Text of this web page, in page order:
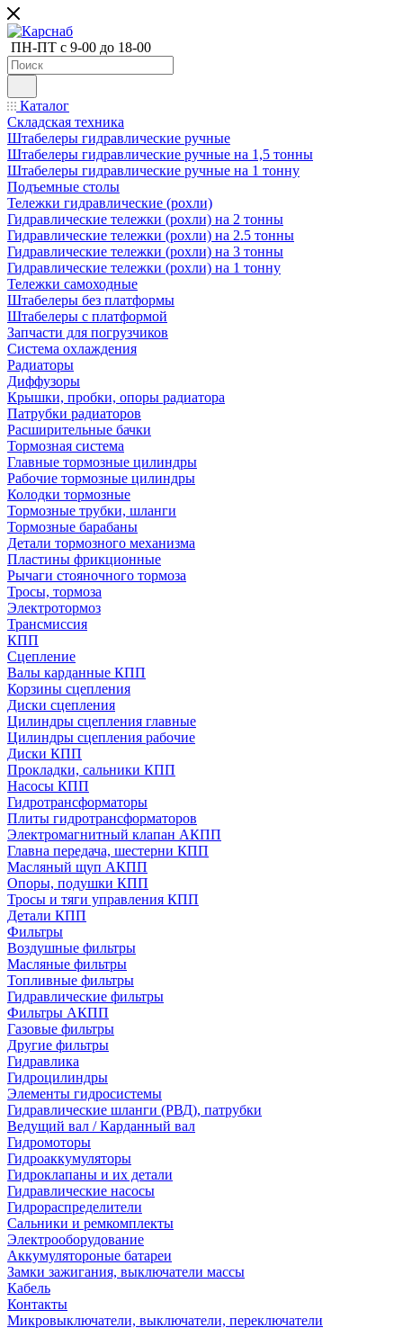
ПН-ПТ с 9-00 до 18-00
Каталог
Складская техника
Штабелеры гидравлические ручные
Штабелеры гидравлические ручные на 1,5 тонны
Штабелеры гидравлические ручные на 1 тонну
Подъемные столы
Тележки гидравлические (рохли)
Гидравлические тележки (рохли) на 2 тонны
Гидравлические тележки (рохли) на 2.5 тонны
Гидравлические тележки (рохли) на 3 тонны
Гидравлические тележки (рохли) на 1 тонну
Тележки самоходные
Штабелеры без платформы
Штабелеры с платформой
Запчасти для погрузчиков
Система охлаждения
Радиаторы
Диффузоры
Крышки, пробки, опоры радиатора
Патрубки радиаторов
Расширительные бачки
Тормозная система
Главные тормозные цилиндры
Рабочие тормозные цилиндры
Колодки тормозные
Тормозные трубки, шланги
Тормозные барабаны
Детали тормозного механизма
Пластины фрикционные
Рычаги стояночного тормоза
Тросы, тормоза
Электротормоз
Трансмиссия
КПП
Сцепление
Валы карданные КПП
Корзины сцепления
Диски сцепления
Цилиндры сцепления главные
Цилиндры сцепления рабочие
Диски КПП
Прокладки, сальники КПП
Насосы КПП
Гидротрансформаторы
Плиты гидротрансформаторов
Электромагнитный клапан АКПП
Главна передача, шестерни КПП
Масляный щуп АКПП
Опоры, подушки КПП
Тросы и тяги управления КПП
Детали КПП
Фильтры
Воздушные фильтры
Масляные фильтры
Топливные фильтры
Гидравлические фильтры
Фильтры АКПП
Газовые фильтры
Другие фильтры
Гидравлика
Гидроцилиндры
Элементы гидросистемы
Гидравлические шланги (РВД), патрубки
Ведущий вал / Карданный вал
Гидромоторы
Гидроаккумуляторы
Гидроклапаны и их детали
Гидравлические насосы
Гидрораспределители
Сальники и ремкомплекты
Электрооборудование
Аккумулятороные батареи
Замки зажигания, выключатели массы
Кабель
Контакты
Микровыключатели, выключатели, переключатели